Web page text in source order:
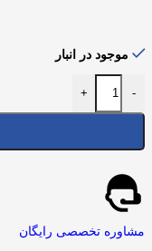
موجود در انبار
-
+
مشاوره تخصصی رایگان